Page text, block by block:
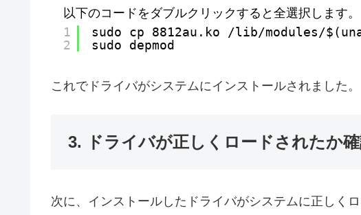
以下のコードをダブルクリックすると全選択します。
1
2
sudo cp 8812au.ko /lib/modules/
sudo depmod
これでドライバがシステムにインストールされました。
3. ドライバが正しくロードされたか
次に、インストールしたドライバがシステムに正しく